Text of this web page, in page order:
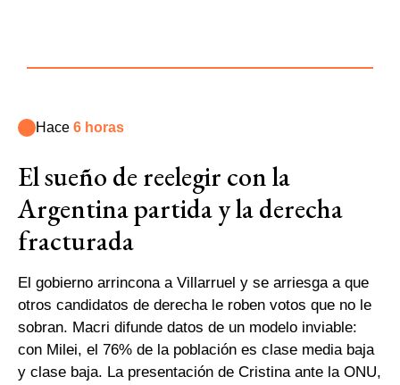
Hace 6 horas
El sueño de reelegir con la
Argentina partida y la derecha
fracturada
El gobierno arrincona a Villarruel y se arriesga a que
otros candidatos de derecha le roben votos que no le
sobran. Macri difunde datos de un modelo inviable:
con Milei, el 76% de la población es clase media baja
y clase baja. La presentación de Cristina ante la ONU,